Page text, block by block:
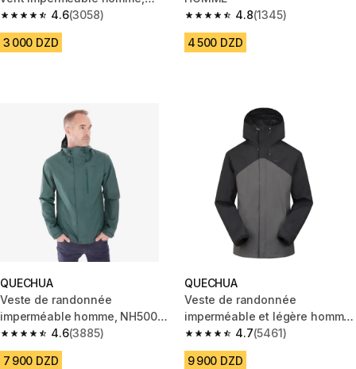
Raincut Full Zip bleu
4.6
4.6 out of 5 stars from 3058 reviews
(3058)
3 000 DZD
4.8
4.8 out of 5 stars from 1345
(1345)
4 500 DZD
QUECHUA
Veste de randonnée
imperméable homme, NH500
vert
4.6
4.6 out of 5 stars from 3885 reviews
(3885)
7 900 DZD
QUECHUA
Veste de randonnée
imperméable et légère homme,
MH100 gris4.7
4.7 out of 5 stars from 5461
(5461)
9 900 DZD